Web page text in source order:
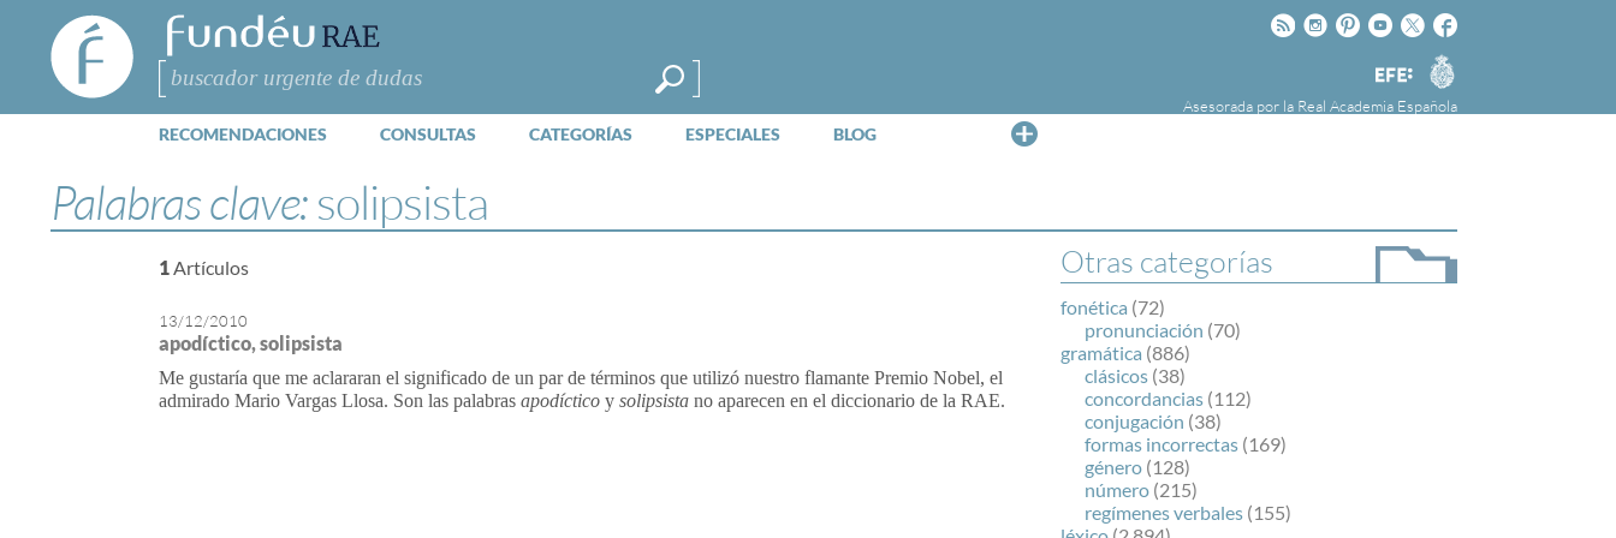
FundéuRAE
- Fundación
del Español
Urgente
Buscar
Facebook
Twitter
Youtube
Pinteres
Instagram
Rss
Agencia
EFE
Asesorada por la Real Academia Española
RECOMENDACIONES CONSULTAS CATEGORÍAS ESPECIALES BLOG
la Agencia Efe y la Real Academia Española,
cuyo objetivo es colaborar con el buen uso del
español en los medios de comunicación y en
Internet.
Palabras clave:solipsista
Otras categorías
fonética (72)
pronunciación (70)
gramática (886)
clásicos (38)
concordancias (112)
conjugación (38)
formas incorrectas (169)
género (128)
número (215)
regímenes verbales (155)
1Artículos
13/12/2010
apodíctico, solipsista
Me gustaría que me aclararan el significado de un par de términos que utilizó nuestro flamante Premio Nobel, el
admirado Mario Vargas Llosa. Son las palabras apodíctico y solipsista no aparecen en el diccionario de la RAE.